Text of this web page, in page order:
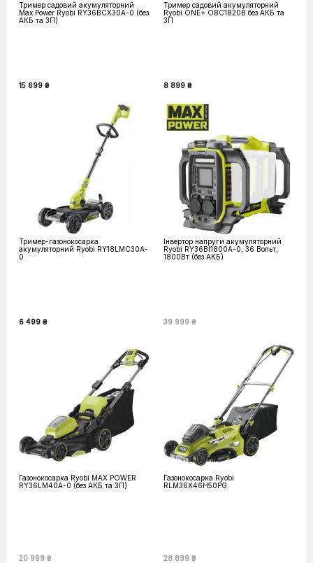
Тример садовий акумуляторний
Max Power Ryobi RY36BCX30A-0 (без
АКБ та ЗП)
15 699 ₴
Тример садовий акумуляторний
Ryobi ONE+ OBC1820B без АКБ та
ЗП
8 899 ₴
Тример-газонокосарка
акумуляторний Ryobi RY18LMC30A-
0
6 499 ₴
Інвертор напруги акумуляторний
Ryobi RY36BI1800A-0, 36 Вольт,
1800Вт (без АКБ)
39 999 ₴
Газонокосарка Ryobi MAX POWER
RY36LM40A-0 (без АКБ та ЗП)
20 999 ₴
Газонокосарка Ryobi
RLM36X46H50PG
28 899 ₴